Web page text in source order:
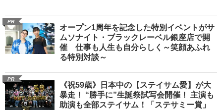
PR
オープン1周年を記念した特別イベントがサ
ムソナイト・ブラックレーベル銀座店で開
催 仕事も人生も自分らしく～笑顔あふれ
る特別対談～
PR
《祝59歳》日本中の【ステイサム愛】が大
暴走！ “勝手に”生誕祭試写会開催！ 主演も
助演も全部ステイサム！「ステサミー賞」